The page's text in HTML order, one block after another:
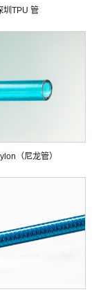
圳TPU 管
（尼龙管）